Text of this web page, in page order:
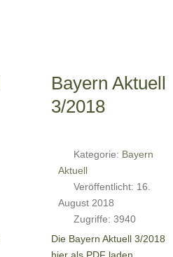
Bayern Aktuell
3/2018
Kategorie: Bayern
Aktuell
Veröffentlicht: 16.
August 2018
Zugriffe: 3940
Die Bayern Aktuell 3/2018
hier als PDF laden.